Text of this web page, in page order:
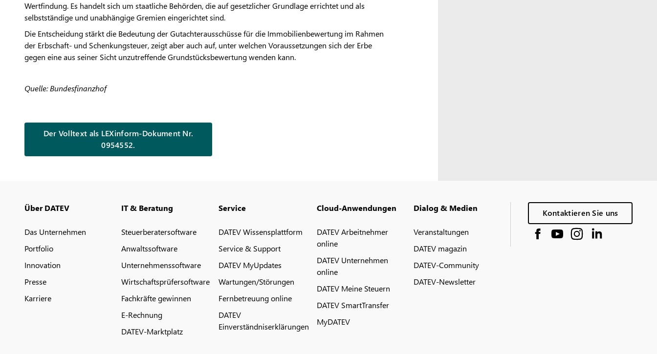
Wertfindung. Es handelt sich um staatliche Behörden, die auf gesetzlicher Grundlage errichtet und als
selbstständige und unabhängige Gremien eingerichtet sind.
Die Entscheidung stärkt die Bedeutung der Gutachterausschüsse für die Immobilienbewertung im Rahmen
der Erbschaft- und Schenkungsteuer, zeigt aber auch auf, unter welchen Voraussetzungen sich der Erbe
gegen eine aus seiner Sicht unzutreffende Grundstücksbewertung wenden kann.
Quelle: Bundesfinanzhof
Der Volltext als LEXinform-Dokument Nr.
0954552.
Über DATEV
Das Unternehmen
Portfolio
Innovation
Presse
Karriere
IT & Beratung
Steuerberatersoftware
Anwaltssoftware
Unternehmenssoftware
Wirtschaftsprüfersoftware
Fachkräfte gewinnen
E-Rechnung
DATEV-Marktplatz
Service
DATEV Wissensplattform
Service & Support
DATEV MyUpdates
Wartungen/Störungen
Fernbetreuung online
DATEV
Einverständniserklärungen
Cloud-Anwendungen
DATEV Arbeitnehmer
online
DATEV Unternehmen
online
DATEV Meine Steuern
DATEV SmartTransfer
MyDATEV
Dialog & Medien
Veranstaltungen
DATEV magazin
DATEV-Community
DATEV-Newsletter
Kontaktieren Sie uns